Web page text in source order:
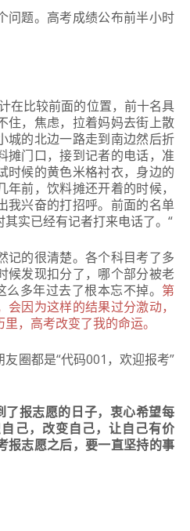
题。 高考成绩公布前半小时
在比较前面的位置，前十名具
住，焦虑，拉着妈妈去街上散
城的北边一路走到南边然后折
摊门口，接到记者的电话，准
时候的黄色米格衬衣，身边的
年前，饮料摊还开着的时候，
兴奋的打招呼。 前面的名单
实已经有记者打来电话了。 “
记的很清楚。各个科目考了多
候发现扣分了，哪个部分被老
多年过去了根本忘不掉。 第
因为这样的结果过分激动，
，高考改变了我的命运。
圈都是“代码001，欢迎报考”
报志愿的日子，衷心希望每
己，改变自己，让自己有价
报志愿之后，要一直坚持的事